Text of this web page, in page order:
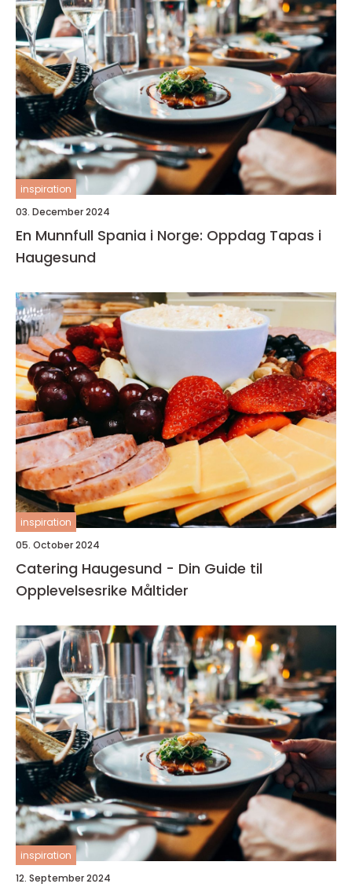
inspiration
03. December 2024
En Munnfull Spania i Norge: Oppdag Tapas i
Haugesund
inspiration
05. October 2024
Catering Haugesund - Din Guide til
Opplevelsesrike Måltider
inspiration
12. September 2024